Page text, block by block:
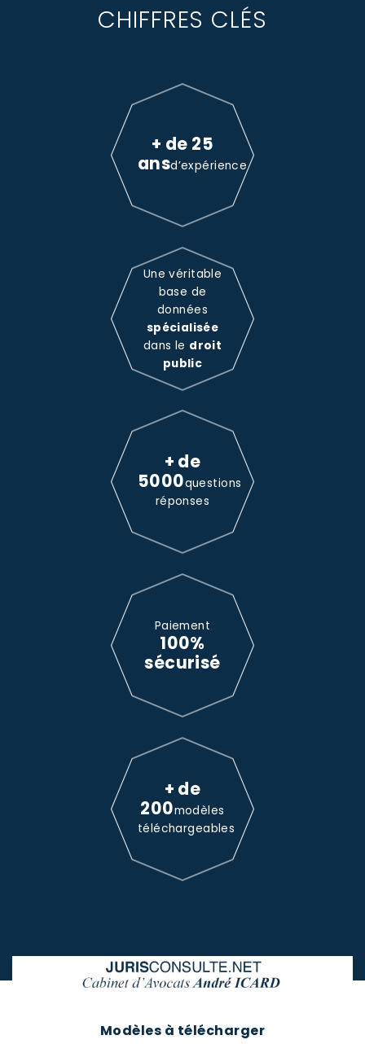
CHIFFRES CLÉS
+ de 25
ansd’expérience
Une véritable
base de
données
spécialisée
dans le droit
public
+ de
5000questions
réponses
Paiement
100%
sécurisé
+ de
200modèles
téléchargeables
Modèles à télécharger